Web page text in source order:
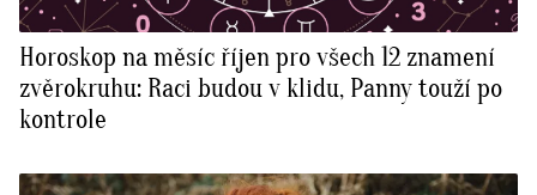
Horoskop na měsíc říjen pro všech 12 znamení
zvěrokruhu: Raci budou v klidu, Panny touží po
kontrole